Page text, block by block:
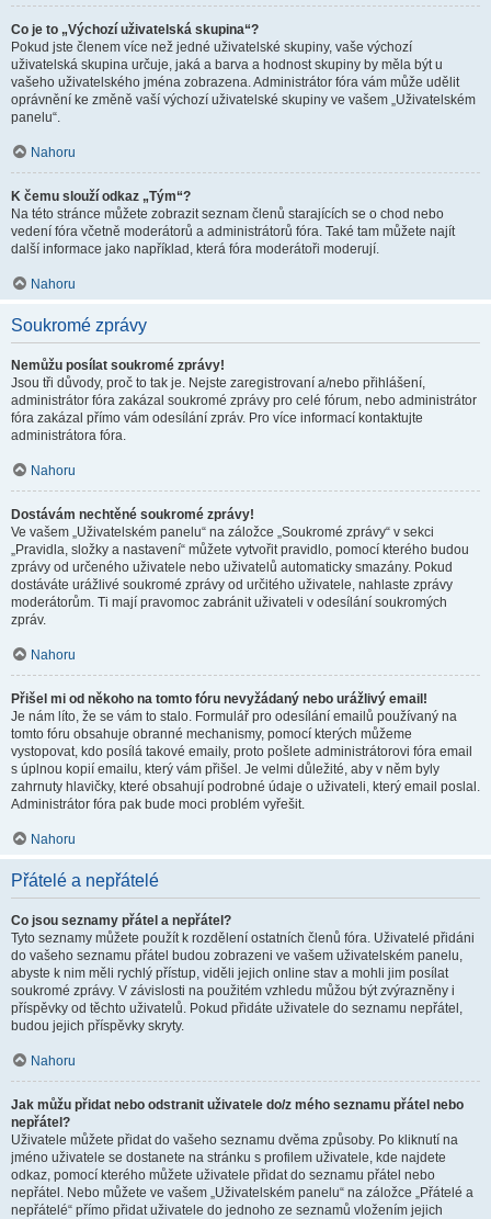
Co je to „Výchozí uživatelská skupina“?
Pokud jste členem více než jedné uživatelské skupiny, vaše výchozí
uživatelská skupina určuje, jaká a barva a hodnost skupiny by měla být u
vašeho uživatelského jména zobrazena. Administrátor fóra vám může udělit
oprávnění ke změně vaší výchozí uživatelské skupiny ve vašem „Uživatelském
panelu“.
Nahoru
K čemu slouží odkaz „Tým“?
Na této stránce můžete zobrazit seznam členů starajících se o chod nebo
vedení fóra včetně moderátorů a administrátorů fóra. Také tam můžete najít
další informace jako například, která fóra moderátoři moderují.
Nahoru
Soukromé zprávy
Nemůžu posílat soukromé zprávy!
Jsou tři důvody, proč to tak je. Nejste zaregistrovaní a/nebo přihlášení,
administrátor fóra zakázal soukromé zprávy pro celé fórum, nebo administrátor
fóra zakázal přímo vám odesílání zpráv. Pro více informací kontaktujte
administrátora fóra.
Nahoru
Dostávám nechtěné soukromé zprávy!
Ve vašem „Uživatelském panelu“ na záložce „Soukromé zprávy“ v sekci
„Pravidla, složky a nastavení“ můžete vytvořit pravidlo, pomocí kterého budou
zprávy od určeného uživatele nebo uživatelů automaticky smazány. Pokud
dostáváte urážlivé soukromé zprávy od určitého uživatele, nahlaste zprávy
moderátorům. Ti mají pravomoc zabránit uživateli v odesílání soukromých
zpráv.
Nahoru
Přišel mi od někoho na tomto fóru nevyžádaný nebo urážlivý email!
Je nám líto, že se vám to stalo. Formulář pro odesílání emailů používaný na
tomto fóru obsahuje obranné mechanismy, pomocí kterých můžeme
vystopovat, kdo posílá takové emaily, proto pošlete administrátorovi fóra email
s úplnou kopií emailu, který vám přišel. Je velmi důležité, aby v něm byly
zahrnuty hlavičky, které obsahují podrobné údaje o uživateli, který email poslal.
Administrátor fóra pak bude moci problém vyřešit.
Nahoru
Přátelé a nepřátelé
Co jsou seznamy přátel a nepřátel?
Tyto seznamy můžete použít k rozdělení ostatních členů fóra. Uživatelé přidáni
do vašeho seznamu přátel budou zobrazeni ve vašem uživatelském panelu,
abyste k nim měli rychlý přístup, viděli jejich online stav a mohli jim posílat
soukromé zprávy. V závislosti na použitém vzhledu můžou být zvýrazněny i
příspěvky od těchto uživatelů. Pokud přidáte uživatele do seznamu nepřátel,
budou jejich příspěvky skryty.
Nahoru
Jak můžu přidat nebo odstranit uživatele do/z mého seznamu přátel nebo
nepřátel?
Uživatele můžete přidat do vašeho seznamu dvěma způsoby. Po kliknutí na
jméno uživatele se dostanete na stránku s profilem uživatele, kde najdete
odkaz, pomocí kterého můžete uživatele přidat do seznamu přátel nebo
nepřátel. Nebo můžete ve vašem „Uživatelském panelu“ na záložce „Přátelé a
nepřátelé“ přímo přidat uživatele do jednoho ze seznamů vložením jejich